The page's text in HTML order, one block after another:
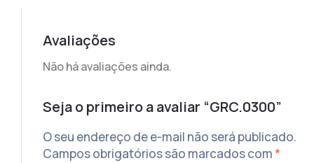
Avaliações
Não há avaliações ainda.
Seja o primeiro a avaliar “GRC.0300”
O seu endereço de e-mail não será publicado.
Campos obrigatórios são marcados com*